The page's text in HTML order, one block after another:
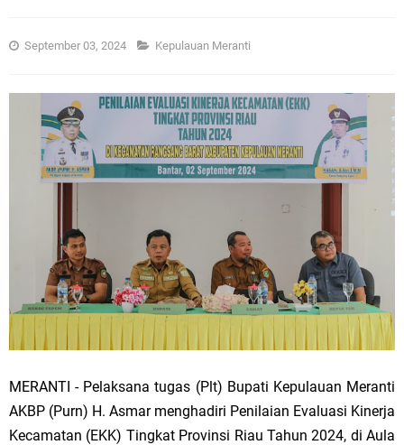
September 03, 2024 Kepulauan Meranti
MERANTI - Pelaksana tugas (Plt) Bupati Kepulauan Meranti
AKBP (Purn) H. Asmar menghadiri Penilaian Evaluasi Kinerja
Kecamatan (EKK) Tingkat Provinsi Riau Tahun 2024, di Aula